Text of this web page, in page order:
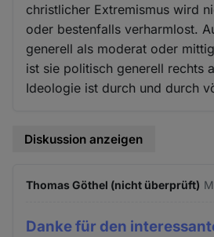
christlicher Extremismus wird
oder bestenfalls verharmlost.
generell als moderat oder
ist sie politisch generell rechts
Ideologie ist durch und durch
Diskussion anzeigen
Thomas Göthel (nicht überprüft)
Danke für den